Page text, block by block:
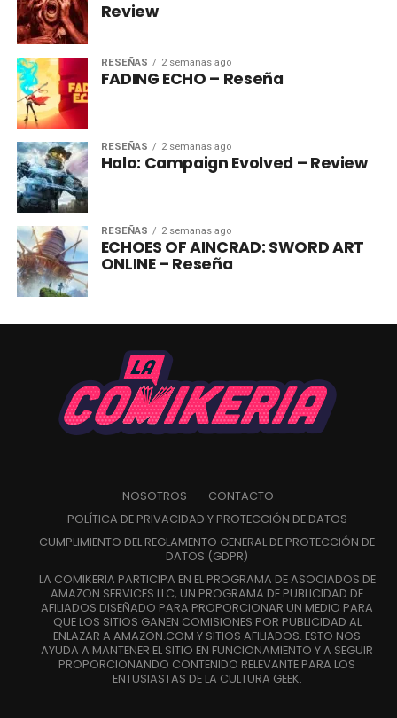
Review
RESEÑAS 2 semanas ago
FADING ECHO – Reseña
RESEÑAS 2 semanas ago
Halo: Campaign Evolved – Review
RESEÑAS 2 semanas ago
ECHOES OF AINCRAD: SWORD ART
ONLINE – Reseña
NOSOTROS
CONTACTO
POLÍTICA DE PRIVACIDAD Y PROTECCIÓN DE DATOS
CUMPLIMIENTO DEL REGLAMENTO GENERAL DE PROTECCIÓN DE
DATOS (GDPR)
LA COMIKERIA PARTICIPA EN EL PROGRAMA DE ASOCIADOS DE
AMAZON SERVICES LLC, UN PROGRAMA DE PUBLICIDAD DE
AFILIADOS DISEÑADO PARA PROPORCIONAR UN MEDIO PARA
QUE LOS SITIOS GANEN COMISIONES POR PUBLICIDAD AL
ENLAZAR A AMAZON.COM Y SITIOS AFILIADOS. ESTO NOS
AYUDA A MANTENER EL SITIO EN FUNCIONAMIENTO Y A SEGUIR
PROPORCIONANDO CONTENIDO RELEVANTE PARA LOS
ENTUSIASTAS DE LA CULTURA GEEK.